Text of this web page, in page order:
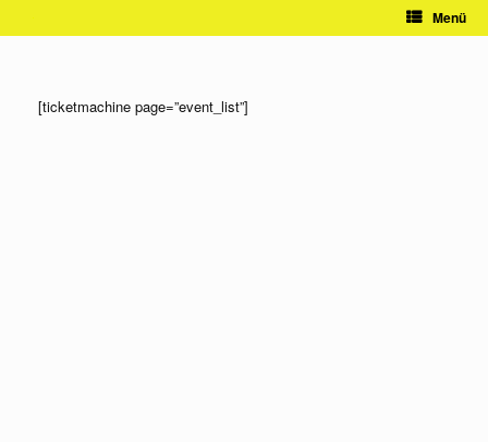
Menü
[ticketmachine page=”event_list”]